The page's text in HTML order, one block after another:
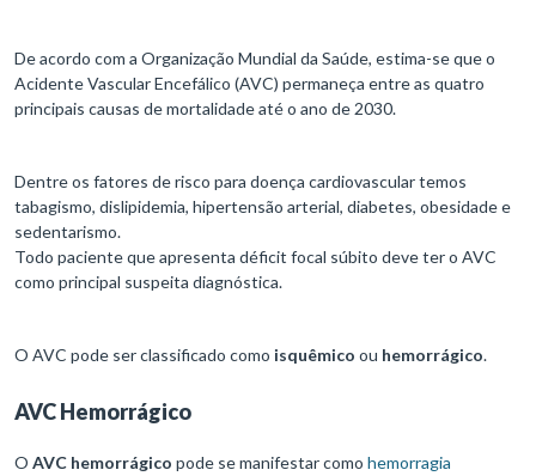
De acordo com a Organização Mundial da Saúde, estima-se que o
Acidente Vascular Encefálico (AVC) permaneça entre as quatro
principais causas de mortalidade até o ano de 2030.
Dentre os fatores de risco para doença cardiovascular temos
tabagismo, dislipidemia, hipertensão arterial, diabetes, obesidade e
sedentarismo.
Todo paciente que apresenta déficit focal súbito deve ter o AVC
como principal suspeita diagnóstica.
O AVC pode ser classificado como isquêmico ou hemorrágico.
AVC Hemorrágico
O AVC hemorrágico pode se manifestar como hemorragia